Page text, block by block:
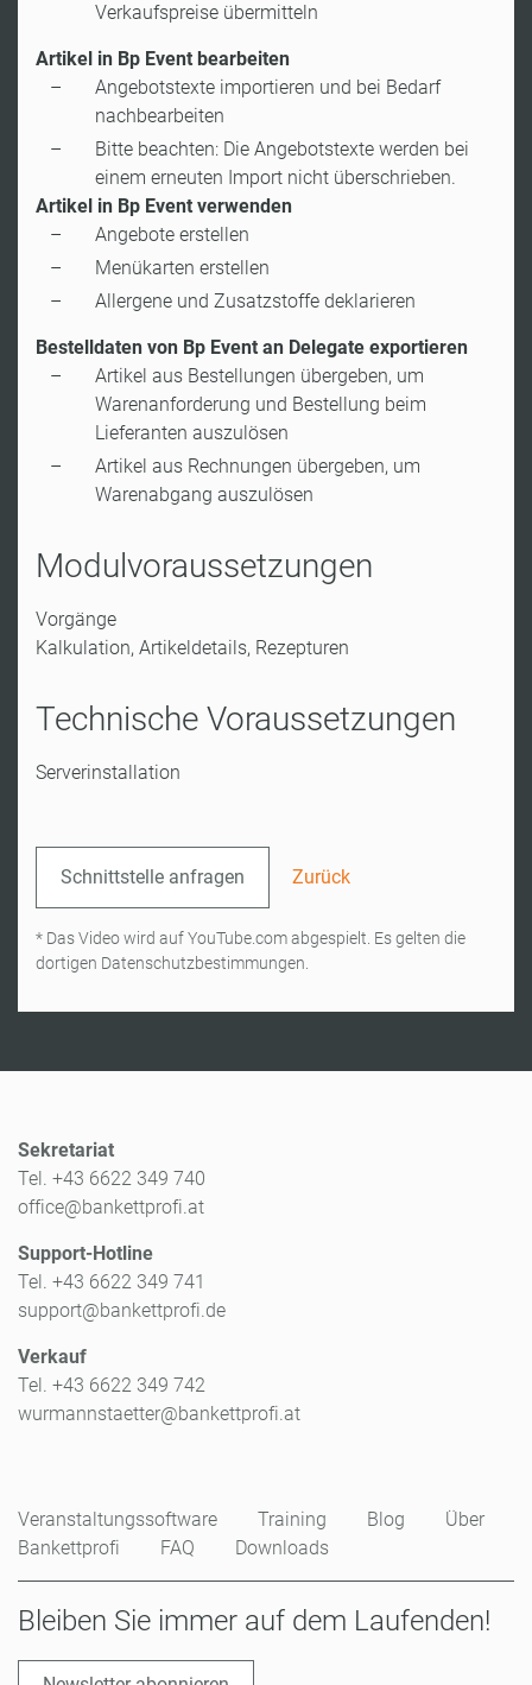
Verkaufspreise übermitteln
Artikel in Bp Event bearbeiten
Angebotstexte importieren und bei Bedarf
nachbearbeiten
Bitte beachten: Die Angebotstexte werden bei
einem erneuten Import nicht überschrieben.
Artikel in Bp Event verwenden
Angebote erstellen
Menükarten erstellen
Allergene und Zusatzstoffe deklarieren
Bestelldaten von Bp Event an Delegate exportieren
Artikel aus Bestellungen übergeben, um
Warenanforderung und Bestellung beim
Lieferanten auszulösen
Artikel aus Rechnungen übergeben, um
Warenabgang auszulösen
Modulvoraussetzungen
Vorgänge
Kalkulation, Artikeldetails, Rezepturen
Technische Voraussetzungen
Serverinstallation
Schnittstelle anfragen Zurück
* Das Video wird auf YouTube.com abgespielt. Es gelten die
dortigen Datenschutzbestimmungen.
Sekretariat
Tel. +43 6622 349 740
office@bankettprofi.at
Support-Hotline
Tel. +43 6622 349 741
support@bankettprofi.de
Verkauf
Tel. +43 6622 349 742
wurmannstaetter@bankettprofi.at
Veranstaltungssoftware Training Blog
Über
Bankettprofi
FAQ Downloads
Bleiben Sie immer auf dem Laufenden!